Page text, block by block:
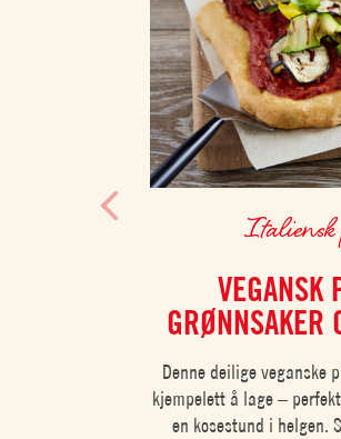
Italiensk
VEGANSK
GRØNNSAKER
Denne deilige veganske
kjempelett å lage –
en kosestund i helgen.